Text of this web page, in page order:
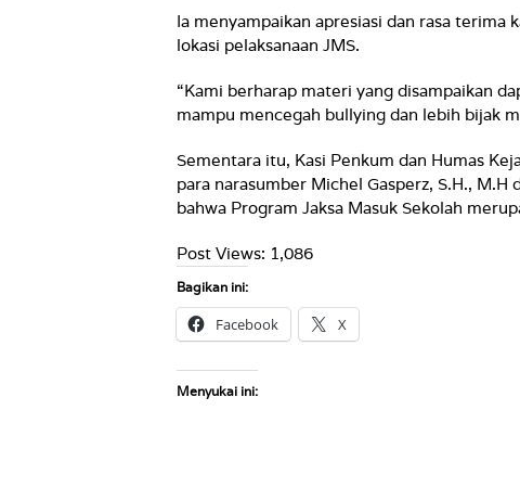
Ia menyampaikan apresiasi dan rasa terima
lokasi pelaksanaan JMS.
“Kami berharap materi yang disampaikan
mampu mencegah bullying dan lebih bijak
Sementara itu, Kasi Penkum dan Humas
para narasumber Michel Gasperz, S.H.,
bahwa Program Jaksa Masuk Sekolah
Post Views: 1,086
Bagikan ini:
Facebook X
Menyukai ini: